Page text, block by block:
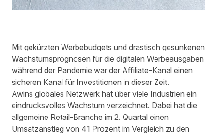
Mit gekürzten Werbebudgets und drastisch gesunkenen
Wachstumsprognosen für die digitalen Werbeausgaben
während der Pandemie war der Affiliate-Kanal einen
sicheren Kanal für Investitionen in dieser Zeit.
Awins globales Netzwerk hat über viele Industrien ein
eindrucksvolles Wachstum verzeichnet. Dabei hat die
allgemeine Retail-Branche im 2. Quartal einen
Umsatzanstieg von 41 Prozent im Vergleich zu den